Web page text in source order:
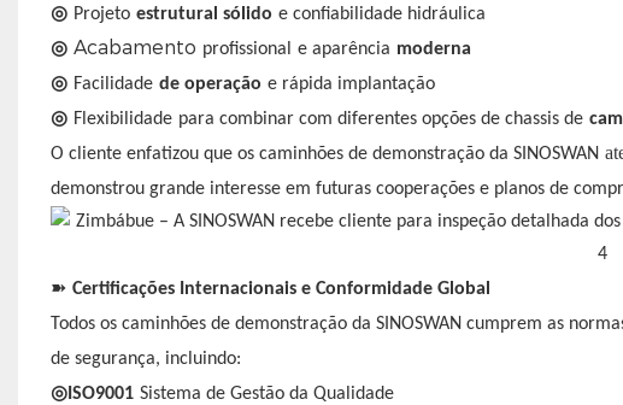
◎ Projeto estrutural sólido e confiabilidade hidráulica
◎Acabamento profissional e aparência moderna
◎ Facilidade de operação e rápida implantação
◎ Flexibilidade para combinar com diferentes opções de chassis de
O cliente enfatizou que os caminhões de demonstração da SINOSWAN
demonstrou grande interesse em futuras cooperações e planos de
➽ Certificações Internacionais e Conformidade Global
Todos os caminhões de demonstração da SINOSWAN cumprem as
de segurança, incluindo:
◎ISO9001 Sistema de Gestão da Qualidade